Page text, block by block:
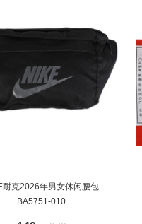
耐克2026年男女休闲腰包
BA5751-010